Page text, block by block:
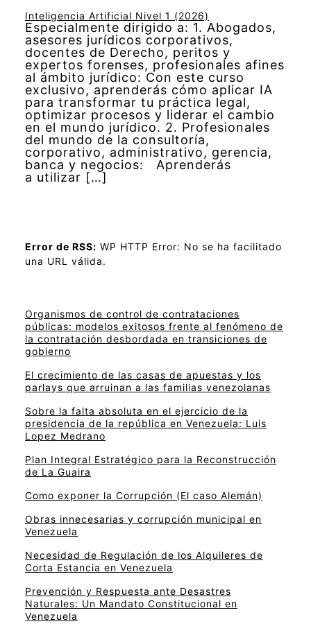
Inteligencia Artificial Nivel 1 (2026)
Especialmente dirigido a: 1. Abogados,
asesores jurídicos corporativos,
docentes de Derecho, peritos y
expertos forenses, profesionales afines
al ámbito jurídico: Con este curso
exclusivo, aprenderás cómo aplicar IA
para transformar tu práctica legal,
optimizar procesos y liderar el cambio
en el mundo jurídico. 2. Profesionales
del mundo de la consultoría,
corporativo, administrativo, gerencia,
banca y negocios: Aprenderás
a utilizar […]
Error de RSS: WP HTTP Error: No se ha facilitado
una URL válida.
Organismos de control de contrataciones
públicas: modelos exitosos frente al fenómeno de
la contratación desbordada en transiciones de
gobierno
El crecimiento de las casas de apuestas y los
parlays que arruinan a las familias venezolanas
Sobre la falta absoluta en el ejercicio de la
presidencia de la república en Venezuela: Luis
Lopez Medrano
Plan Integral Estratégico para la Reconstrucción
de La Guaira
Como exponer la Corrupción (El caso Alemán)
Obras innecesarias y corrupción municipal en
Venezuela
Necesidad de Regulación de los Alquileres de
Corta Estancia en Venezuela
Prevención y Respuesta ante Desastres
Naturales: Un Mandato Constitucional en
Venezuela